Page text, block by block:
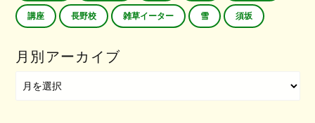
講座 長野校 雑草イーター 雪 須坂
月別アーカイブ